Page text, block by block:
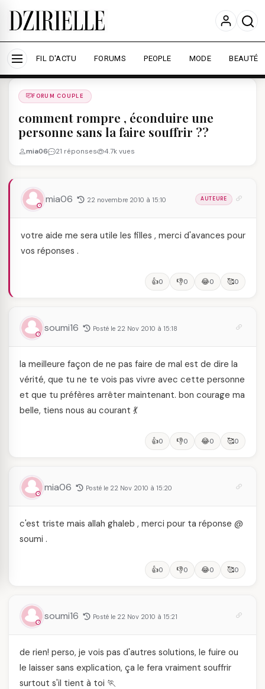
Nous utilisons des cookies pour améliorer votre
expérience et mesurer l'audience.
En savoir plus
Accepter tout Personnaliser
FIL D'ACTU FORUMS PEOPLE MODE BEAUTÉ
Forums
FORUM COUPLE
comment rompre , éconduire une
personne sans la faire souffrir ??
mia06 21 réponses 4.7k vues
mia06 22 novembre 2010 à 15:10 AUTEURE
votre aide me sera utile les filles , merci d'avances pour
vos réponses .
👍0 👎0 😂0 🥰0
soumi16 Posté le 22 Nov 2010 à 15:18
la meilleure façon de ne pas faire de mal est de dire la
vérité, que tu ne te vois pas vivre avec cette personne
et que tu préfères arrêter maintenant. bon courage ma
belle, tiens nous au courant 💃
👍0 👎0 😂0 🥰0
mia06 Posté le 22 Nov 2010 à 15:20
c'est triste mais allah ghaleb , merci pour ta réponse @
soumi .
👍0 👎0 😂0 🥰0
soumi16 Posté le 22 Nov 2010 à 15:21
de rien! perso, je vois pas d'autres solutions, le fuire ou
le laisser sans explication, ça le fera vraiment souffrir
surtout s'il tient à toi 🏃